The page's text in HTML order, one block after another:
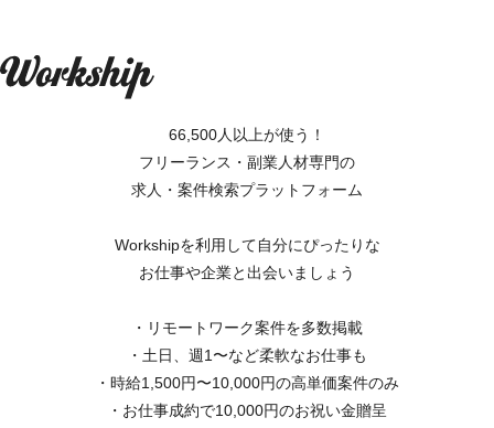
66,500人以上が使う！
フリーランス・副業人材専門の
求人・案件検索プラットフォーム
Workshipを利用して自分にぴったりな
お仕事や企業と出会いましょう
・リモートワーク案件を多数掲載
・土日、週1〜など柔軟なお仕事も
・時給1,500円〜10,000円の高単価案件のみ
・お仕事成約で10,000円のお祝い金贈呈